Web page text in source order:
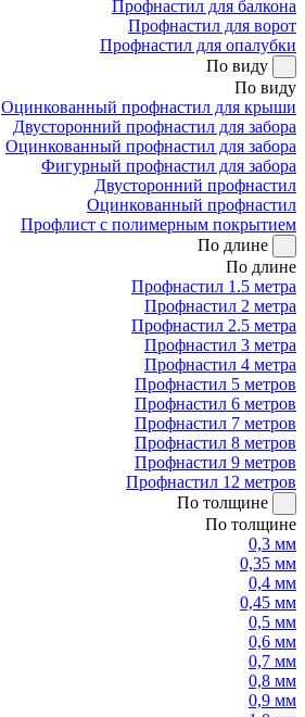
Профнастил для балкона
Профнастил для ворот
Профнастил для опалубки
По виду
По виду
Оцинкованный профнастил для крыши
Двусторонний профнастил для забора
Оцинкованный профнастил для забора
Фигурный профнастил для забора
Двусторонний профнастил
Оцинкованный профнастил
Профлист с полимерным покрытием
По длине
По длине
Профнастил 1.5 метра
Профнастил 2 метра
Профнастил 2.5 метра
Профнастил 3 метра
Профнастил 4 метра
Профнастил 5 метров
Профнастил 6 метров
Профнастил 7 метров
Профнастил 8 метров
Профнастил 9 метров
Профнастил 12 метров
По толщине
По толщине
0,3 мм
0,35 мм
0,4 мм
0,45 мм
0,5 мм
0,6 мм
0,7 мм
0,8 мм
0,9 мм